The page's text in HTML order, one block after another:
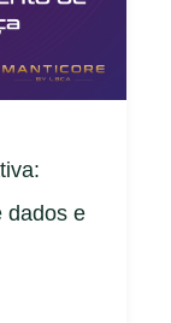
dados e